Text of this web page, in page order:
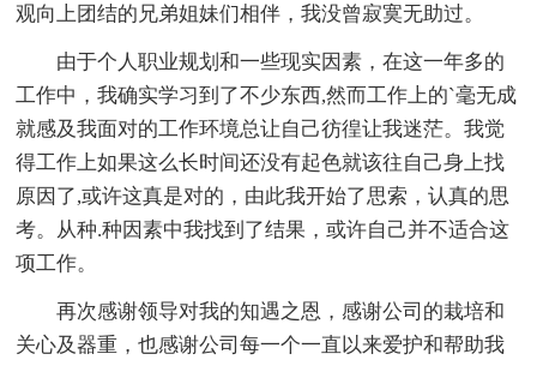
观向上团结的兄弟姐妹们相伴，我没曾寂寞无助过。
由于个人职业规划和一些现实因素，在这一年多的
工作中，我确实学习到了不少东西,然而工作上的`毫无成
就感及我面对的工作环境总让自己彷徨让我迷茫。我觉
得工作上如果这么长时间还没有起色就该往自己身上找
原因了,或许这真是对的，由此我开始了思索，认真的思
考。从种.种因素中我找到了结果，或许自己并不适合这
项工作。
再次感谢领导对我的知遇之恩，感谢公司的栽培和
关心及器重，也感谢公司每一个一直以来爱护和帮助我